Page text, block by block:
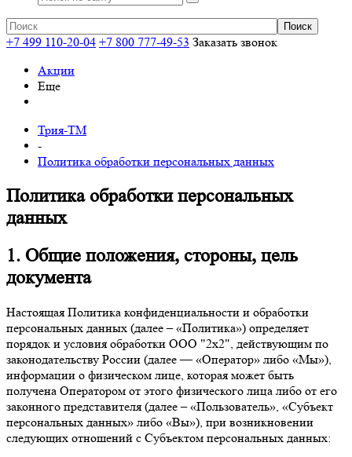
+7 499 110-20-04 +7 800 777-49-53 Заказать звонок
Акции
Еще
Трия-ТМ
-
Политика обработки персональных данных
Политика обработки персональных
данных
1. Общие положения, стороны, цель
документа
Настоящая Политика конфиденциальности и обработки
персональных данных (далее –«Политика») определяет
порядок и условия обработки ООО "2х2", действующим по
законодательству России (далее —«Оператор» либо «Мы»),
информации о физическом лице, которая может быть
получена Оператором от этого физического лица либо от его
законного представителя (далее –«Пользователь» «Субъект
персональных данных» либо «Вы»), при возникновении
следующих отношений с Субъектом персональных данных: